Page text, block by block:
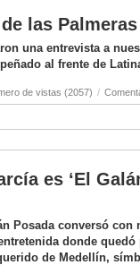
las Palmeras
una entrevista a
al frente de
de vistas (2057) /
es ‘El
Posada conversó
donde
de Medellín,